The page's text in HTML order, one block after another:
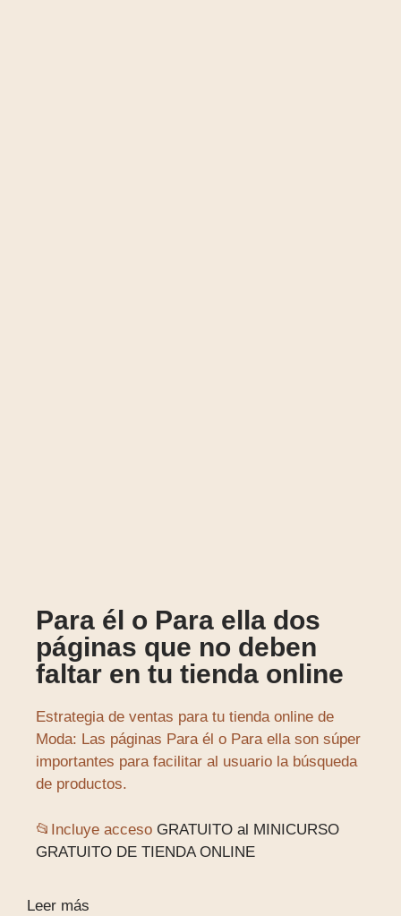
Para él o Para ella dos
páginas que no deben
faltar en tu tienda online
Estrategia de ventas para tu tienda online de
Moda: Las páginas Para él o Para ella son súper
importantes para facilitar al usuario la búsqueda
de productos.
📂Incluye acceso GRATUITO al MINICURSO
GRATUITO DE TIENDA ONLINE
Leer más